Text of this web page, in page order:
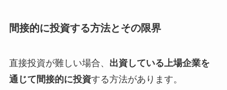
間接的に投資する方法とその限界
直接投資が難しい場合、 出資している上場企業を
通じて間接的に投資する方法があります。